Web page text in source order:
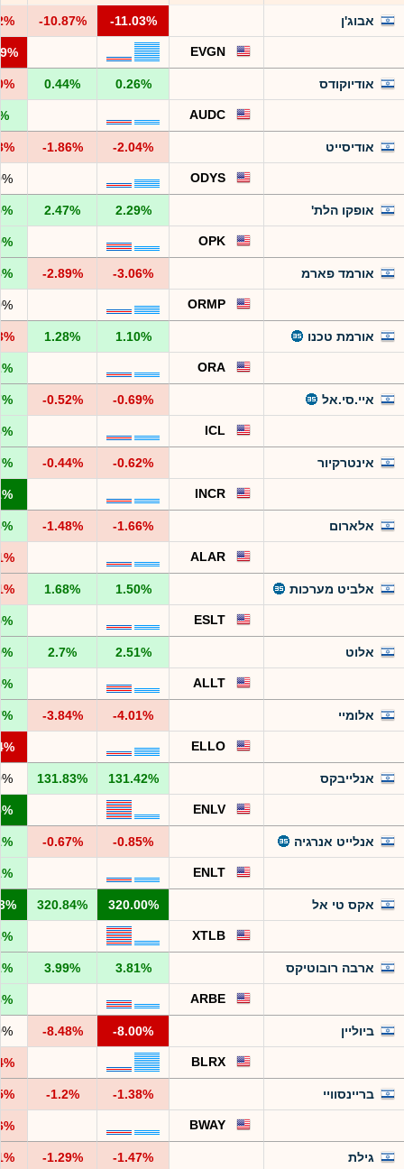
אבוג'ן -11.03%
-10.87%
EVGN
אודיוקודס 0.26%
0.44%
AUDC
אודיסייט -2.04%
-1.86%
ODYS
אופקו הלת' 2.29%
2.47%
OPK
אורמד פארמ -3.06%
-2.89%
ORMP
אורמת טכנו 1.10%
1.28%
ORA
איי.סי.אל -0.69%
-0.52%
ICL
אינטרקיור -0.62%
-0.44%
INCR
אלארום -1.66%
-1.48%
ALAR
אלביט מערכות 1.50%
1.68%
ESLT
אלוט 2.51%
2.7%
ALLT
אלומיי -4.01%
-3.84%
ELLO
אנלייבקס 131.42%
131.83%
ENLV
אנלייט אנרגיה -0.85%
-0.67%
ENLT
אקס טי אל 320.00%
320.84%
XTLB
ארבה רובוטיקס 3.81%
3.99%
ARBE
ביוליין -8.00%
-8.48%
BLRX
בריינסוויי -1.38%
-1.2%
BWAY
גילת -1.47%
-1.29%